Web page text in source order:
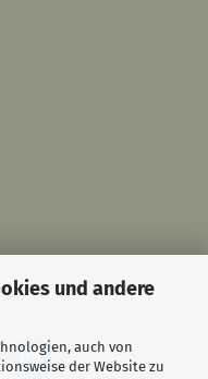
und andere
auch von
der Website zu